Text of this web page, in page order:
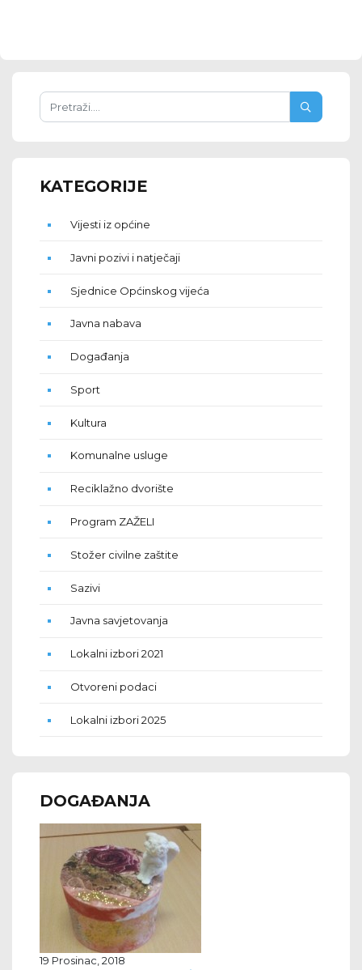
KATEGORIJE
Vijesti iz općine
Javni pozivi i natječaji
Sjednice Općinskog vijeća
Javna nabava
Događanja
Sport
Kultura
Komunalne usluge
Reciklažno dvorište
Program ZAŽELI
Stožer civilne zaštite
Sazivi
Javna savjetovanja
Lokalni izbori 2021
Otvoreni podaci
Lokalni izbori 2025
DOGAĐANJA
19 Prosinac, 2018